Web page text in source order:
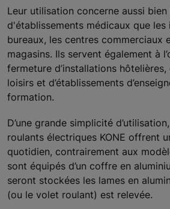
Leur utilisation concerne aussi
d'établissements médicaux que les
bureaux, les centres commerciaux
magasins. Ils servent également à
fermeture d’installations hôtelières,
loisirs et d’établissements
formation.
D’une grande simplicité
roulants électriques KONE offrent
quotidien, contrairement aux
sont équipés d’un coffre en
seront stockées les lames en
(ou le volet roulant) est relevée.